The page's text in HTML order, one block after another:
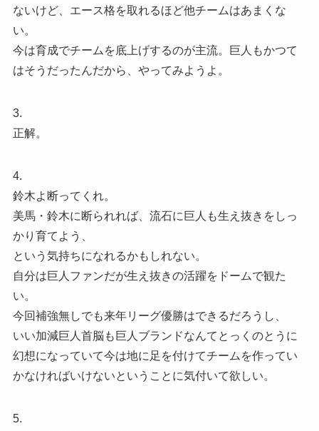
ないけど、エース格を取れるほど他チームはあまくな
い。
今は育成でチームを底上げするのが主流。巨人もかつて
はそうだったんだから、やってみようよ。
3.
正解。
4.
鈴木よ断ってくれ。
美馬・鈴木に断られれば、流石に巨人も生え抜きをしっ
かり育てよう、
という気持ちになれるかもしれない。
自分は巨人ファンだが生え抜きの活躍をドームで観た
い。
今回補強無しでも来年リーグ優勝はできるだろうし、
いい加減巨人首脳も巨人ブランドなんてとっくのとうに
幻想になっていて今は地に足を付けてチームを作ってい
かなければいけないということに気付いて欲しい。
5.